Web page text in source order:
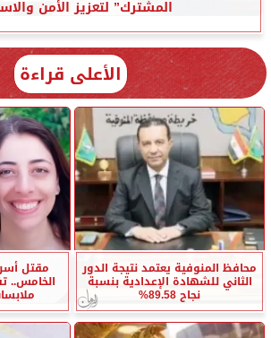
المشترك” لتعزيز الأمن
الأعلى قراءة
محافظ المنوفية يعتمد نتيجة الدور
الثاني للشهادة الإعدادية بنسبة
نجاح 89.58%
مقتل
الخامس..